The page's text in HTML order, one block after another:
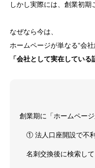
しかし実際には、創業初期
なぜなら今は、
ホームページが単なる“会社
「会社として実在してい
創業期に「ホームペー
① 法人口座開設で不
名刺交換後に検索し